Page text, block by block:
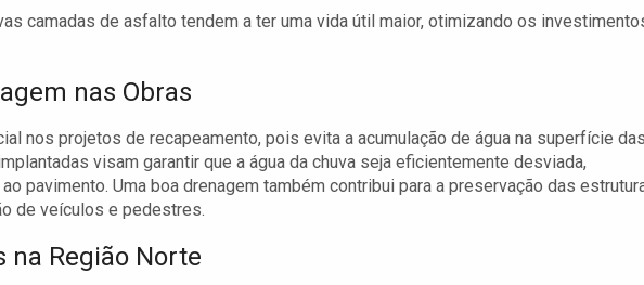
camadas de asfalto tendem a ter uma vida útil maior, otimizando os
nas Obras
nos projetos de recapeamento, pois evita a acumulação de água na superfície
visam garantir que a água da chuva seja eficientemente desviada,
pavimento. Uma boa drenagem também contribui para a preservação das
de veículos e pedestres.
na Região Norte